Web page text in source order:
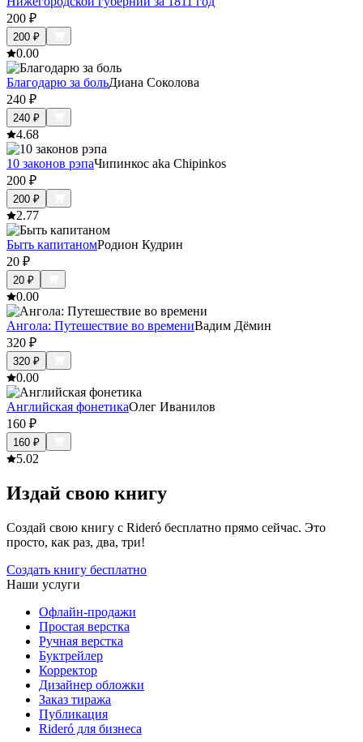
200 ₽
200 ₽
0.00
Благодарю за больДиана Соколова
240 ₽
240 ₽
4.68
10 законов рэпаЧипинкос aka Chipinkos
200 ₽
200 ₽
2.77
Быть капитаномРодион Кудрин
20 ₽
20 ₽
0.00
Ангола: Путешествие во времениВадим Дёмин
320 ₽
320 ₽
0.00
Английская фонетикаОлег Иванилов
160 ₽
160 ₽
5.02
Издай свою книгу
Создай свою книгу с Rideró бесплатно прямо сейчас. Это
просто, как раз, два, три!
Создать книгу бесплатно
Наши услуги
Офлайн-продажи
Простая верстка
Ручная верстка
Буктрейлер
Корректор
Дизайнер обложки
Заказ тиража
Публикация
Rideró для бизнеса